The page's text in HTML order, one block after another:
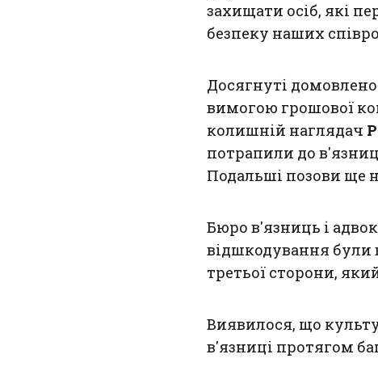
захищати осіб, які
безпеку наших
Досягнуті
вимогою грошової
колишній наглядач
потрапили до
Подальші позови ще
Бюро в'язниць і
відшкодування були
третьої сторони,
Виявилося, що
в'язниці протягом